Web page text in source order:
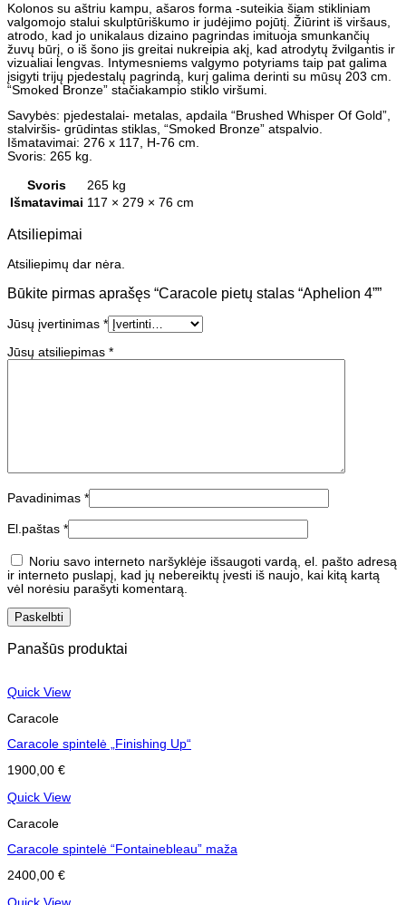
Kolonos su aštriu kampu, ašaros forma -suteikia šiam stikliniam
valgomojo stalui skulptūriškumo ir judėjimo pojūtį. Žiūrint iš viršaus,
atrodo, kad jo unikalaus dizaino pagrindas imituoja smunkančių
žuvų būrį, o iš šono jis greitai nukreipia akį, kad atrodytų žvilgantis ir
vizualiai lengvas. Intymesniems valgymo potyriams taip pat galima
įsigyti trijų pjedestalų pagrindą, kurį galima derinti su mūsų 203 cm.
“Smoked Bronze” stačiakampio stiklo viršumi.
Savybės: pjedestalai- metalas, apdaila “Brushed Whisper Of Gold”,
stalviršis- grūdintas stiklas, “Smoked Bronze” atspalvio.
Išmatavimai: 276 x 117, H-76 cm.
Svoris: 265 kg.
Svoris
265 kg
Išmatavimai 117 × 279 × 76 cm
Atsiliepimai
Atsiliepimų dar nėra.
Būkite pirmas aprašęs “Caracole pietų stalas “Aphelion 4””
Jūsų įvertinimas *
Jūsų atsiliepimas *
Pavadinimas *
El.paštas *
Noriu savo interneto naršyklėje išsaugoti vardą, el. pašto adresą
ir interneto puslapį, kad jų nebereiktų įvesti iš naujo, kai kitą kartą
vėl norėsiu parašyti komentarą.
Panašūs produktai
Quick View
Caracole
Caracole spintelė „Finishing Up“
1900,00 €
Quick View
Caracole
Caracole spintelė “Fontainebleau” maža
2400,00 €